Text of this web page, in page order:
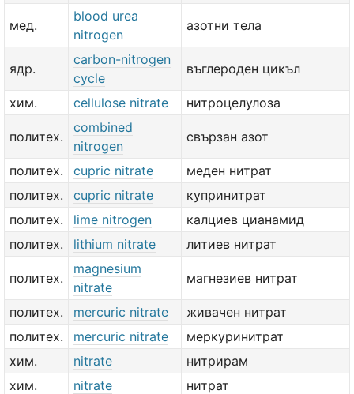
мед.
blood urea
nitrogen
азотни тела
ядр.
carbon-nitrogen
cycle
въглероден цикъл
хим. cellulose nitrate нитроцелулоза
политех.
combined
nitrogen
свързан азот
политех. cupric nitrate
меден нитрат
политех.
cupric nitrate
купринитрат
политех.
lime nitrogen
калциев цианамид
политех.
lithium nitrate литиев нитрат
политех.
magnesium
nitrate
магнезиев нитрат
политех. mercuric nitrate
живачен нитрат
политех.
mercuric nitrate
меркуринитрат
хим.
nitrate
нитрирам
хим.
nitrate
нитрат